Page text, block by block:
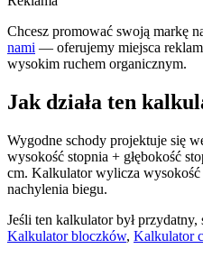
Chcesz promować swoją markę
nami — oferujemy miejsca
wysokim ruchem organicznym.
Jak działa ten
Wygodne schody projektuje się
wysokość stopnia + głębokość
cm. Kalkulator wylicza wysokość
nachylenia biegu.
Jeśli ten kalkulator był
Kalkulator bloczków, Kalkulator